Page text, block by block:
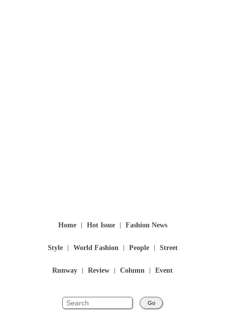
Home Hot Issue Fashion News
Style World Fashion People Street
Runway Review Column Event
Go